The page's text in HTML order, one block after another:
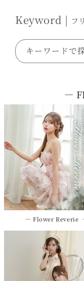
Keyword | フ
キーワードで
―
― Flower Reverie